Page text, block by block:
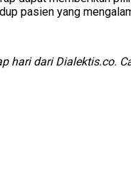
pasien yang
hari dari Dialektis.co.